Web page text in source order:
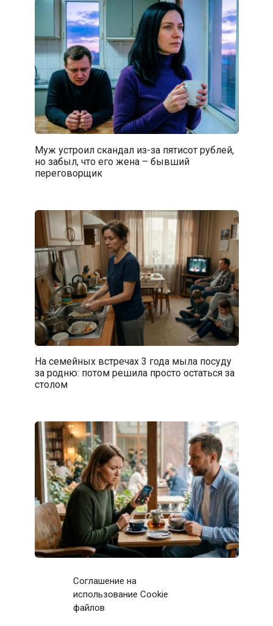
Соглашение на
использование Cookie
файлов
Муж устроил скандал из-за пятисот рублей,
но забыл, что его жена – бывший
переговорщик
На семейных встречах 3 года мыла посуду
за родню: потом решила просто остаться за
столом
после 11 звонков матери: дома я приняла
непростое решение